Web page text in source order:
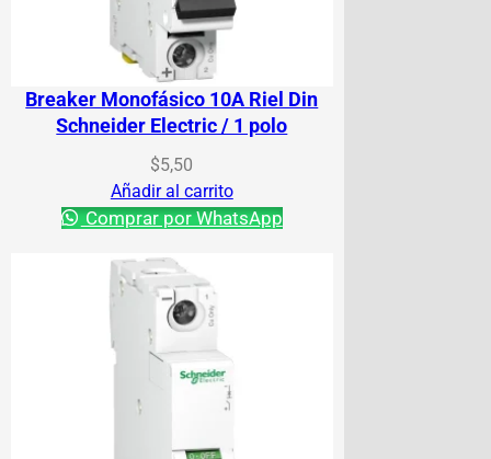
Breaker Monofásico 10A Riel Din
Schneider Electric / 1 polo
$5,50
Añadir al carrito
Comprar por WhatsApp